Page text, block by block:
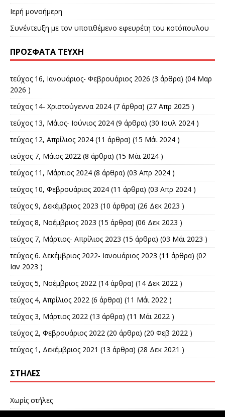
Ιερή μονοήμερη
Συνέντευξη με τον υποτιθέμενο εφευρέτη του κοτόπουλου
ΠΡΌΣΦΑΤΑ ΤΕΎΧΗ
τεύχος 16, Ιανουάριος- Φεβρουάριος 2026 (3 άρθρα) (04 Μαρ
2026 )
τεύχος 14- Χριστούγεννα 2024 (7 άρθρα) (27 Απρ 2025 )
τεύχος 13, Μάιος- Ιούνιος 2024 (9 άρθρα) (30 Ιουλ 2024 )
τεύχος 12, Απρίλιος 2024 (11 άρθρα) (15 Μάι 2024 )
τεύχος 7, Μάιος 2022 (8 άρθρα) (15 Μάι 2024 )
τεύχος 11, Μάρτιος 2024 (8 άρθρα) (03 Απρ 2024 )
τεύχος 10, Φεβρουάριος 2024 (11 άρθρα) (03 Απρ 2024 )
τεύχος 9, Δεκέμβριος 2023 (10 άρθρα) (26 Δεκ 2023 )
τεύχος 8, Νοέμβριος 2023 (15 άρθρα) (06 Δεκ 2023 )
τεύχος 7, Μάρτιος- Απρίλιος 2023 (15 άρθρα) (03 Μάι 2023 )
τεύχος 6. Δεκέμβριος 2022- Ιανουάριος 2023 (11 άρθρα) (02
Ιαν 2023 )
τεύχος 5, Νοέμβριος 2022 (14 άρθρα) (14 Δεκ 2022 )
τεύχος 4, Απρίλιος 2022 (6 άρθρα) (11 Μάι 2022 )
τεύχος 3, Μάρτιος 2022 (13 άρθρα) (11 Μάι 2022 )
τεύχος 2, Φεβρουάριος 2022 (20 άρθρα) (20 Φεβ 2022 )
τεύχος 1, Δεκέμβριος 2021 (13 άρθρα) (28 Δεκ 2021 )
ΣΤΉΛΕΣ
Χωρίς στήλες